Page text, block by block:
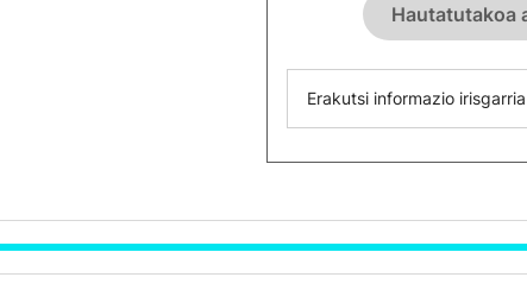
Hautatutakoa
Erakutsi informazio irisgarria